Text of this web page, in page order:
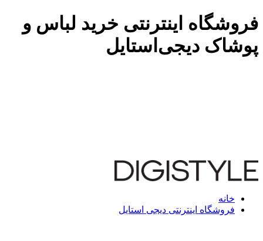
فروشگاه اینترنتی خرید لباس و
پوشاک دیجی‌استایل
خانه
فروشگاه اینترنتی دیجی استایل